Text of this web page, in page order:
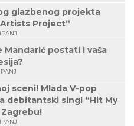
glazbenog projekta
Project“
Mandarić postati i vaša
sceni! Mlada V-pop
debitantski singl “Hit My